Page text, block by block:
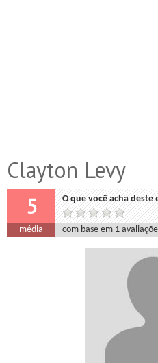
Clayton Levy
5 O que você acha deste
média com base em 1